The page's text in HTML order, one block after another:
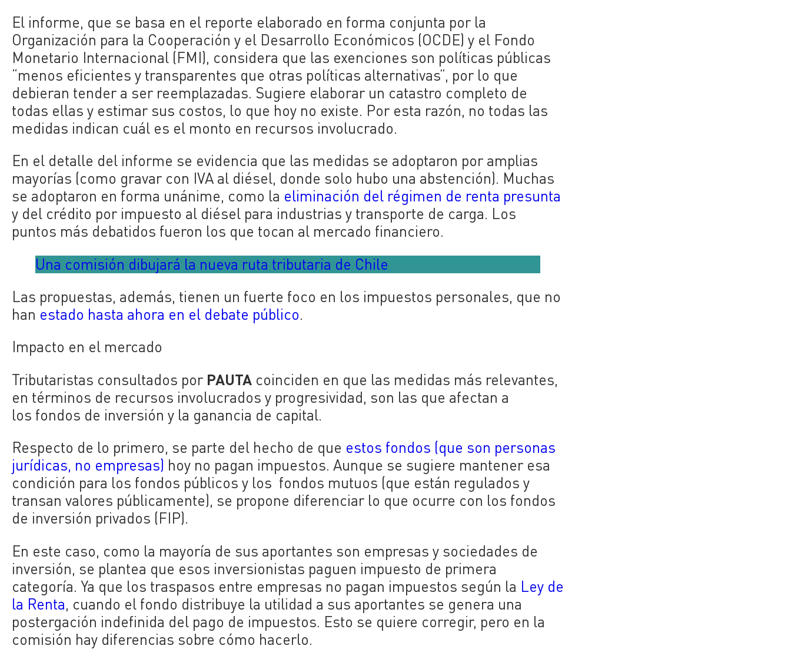
El informe, que se basa en el reporte elaborado en forma conjunta por la
Organización para la Cooperación y el Desarrollo Económicos (OCDE) y el Fondo
Monetario Internacional (FMI), considera que las exenciones son políticas públicas
“menos eficientes y transparentes que otras políticas alternativas”, por lo que
debieran tender a ser reemplazadas. Sugiere elaborar un catastro completo de
todas ellas y estimar sus costos, lo que hoy no existe. Por esta razón, no todas las
medidas indican cuál es el monto en recursos involucrado.
En el detalle del informe se evidencia que las medidas se adoptaron por amplias
mayorías (como gravar con IVA al diésel, donde solo hubo una abstención). Muchas
se adoptaron en forma unánime, como la eliminación del régimen de renta presunta
y del crédito por impuesto al diésel para industrias y transporte de carga. Los
puntos más debatidos fueron los que tocan al mercado financiero.
Una comisión dibujará la nueva ruta tributaria de Chile
Las propuestas, además, tienen un fuerte foco en los impuestos personales, que no
han estado hasta ahora en el debate público.
Impacto en el mercado
Tributaristas consultados por PAUTA coinciden en que las medidas más relevantes,
en términos de recursos involucrados y progresividad, son las que afectan a
los fondos de inversión y la ganancia de capital.
Respecto de lo primero, se parte del hecho de que estos fondos (que son personas
jurídicas, no empresas) hoy no pagan impuestos. Aunque se sugiere mantener esa
condición para los fondos públicos y los fondos mutuos (que están regulados y
transan valores públicamente), se propone diferenciar lo que ocurre con los fondos
de inversión privados (FIP).
En este caso, como la mayoría de sus aportantes son empresas y sociedades de
inversión, se plantea que esos inversionistas paguen impuesto de primera
categoría. Ya que los traspasos entre empresas no pagan impuestos según la Ley de
la Renta, cuando el fondo distribuye la utilidad a sus aportantes se genera una
postergación indefinida del pago de impuestos. Esto se quiere corregir, pero en la
comisión hay diferencias sobre cómo hacerlo.